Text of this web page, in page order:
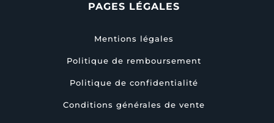
PAGES LÉGALES
Mentions légales
Politique de remboursement
Politique de confidentialité
Conditions générales de vente